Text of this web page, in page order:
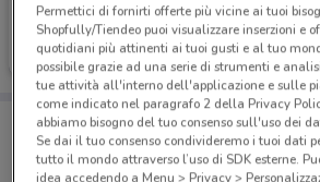
Mondo Baby
Scade il 19/08
Porta DoveConviene sempre
Puoi trovare le migliori offerte
salvarle e creare la tua lista del
dal tuo cellulare.
Permettici di fornirti offerte più vicine ai tuoi
Shopfully/Tiendeo puoi visualizzare inserzioni e
quotidiani più attinenti ai tuoi gusti e al tuo
possibile grazie ad una serie di strumenti e
tue attività all'interno dell'applicazione e sulle
come indicato nel paragrafo 2 della Privacy
abbiamo bisogno del tuo consenso sull'uso dei
Se dai il tuo consenso condivideremo i tuoi dati
tutto il mondo attraverso l’uso di SDK esterne.
idea accedendo a Menu > Privacy >